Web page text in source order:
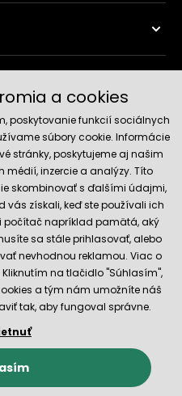
podmienky
cookies
zaisťujeSIMPLIA.cz
a cookies
poskytovanie funkcií sociálnych
súbory cookie. Informácie
stránky, poskytujeme aj našim
inzercie a analýzy. Títo
skombinovať s ďalšími údajmi,
vás získali, keď ste používali ich
počítač napríklad pamätá, aký
sa stále prihlasovať, alebo
nevhodnou reklamou. Viac o
Kliknutím na tlačidlo "Súhlasím",
a tým nám umožníte náš
tak, aby fungoval správne.